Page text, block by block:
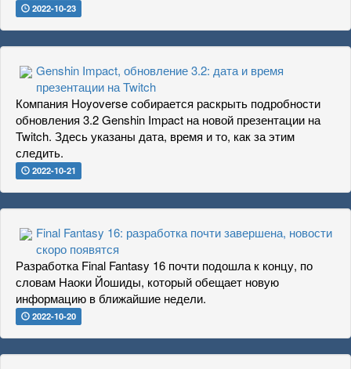
2022-10-23
Genshin Impact, обновление 3.2: дата и время
презентации на Twitch
Компания Hoyoverse собирается раскрыть подробности
обновления 3.2 Genshin Impact на новой презентации на
Twitch. Здесь указаны дата, время и то, как за этим
следить.
2022-10-21
Final Fantasy 16: разработка почти завершена, новости
скоро появятся
Разработка Final Fantasy 16 почти подошла к концу, по
словам Наоки Йошиды, который обещает новую
информацию в ближайшие недели.
2022-10-20